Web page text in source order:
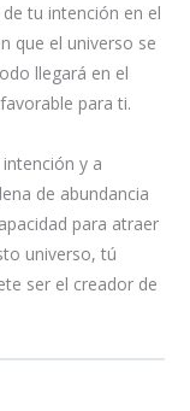
tu intención en el
que el universo se
llegará en el
para ti.
y a
de abundancia
para atraer
universo, tú
ser el creador de